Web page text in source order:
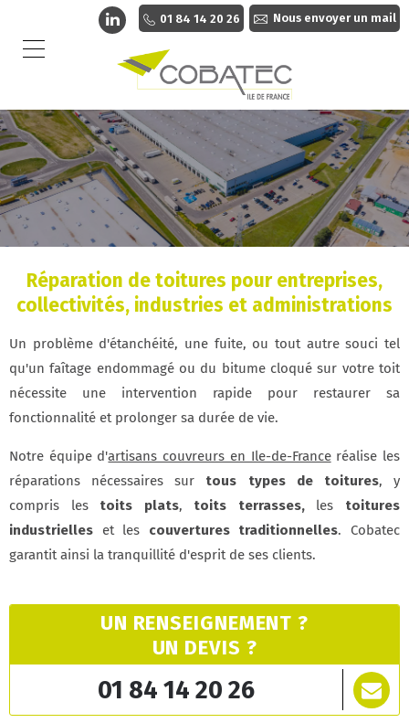
01 84 14 20 26 Nous envoyer un mail
Réparation de toitures pour entreprises,
collectivités, industries et administrations
Un problème d'étanchéité, une fuite, ou tout autre souci tel
qu'un faîtage endommagé ou du bitume cloqué sur votre toit
nécessite une intervention rapide pour restaurer sa
fonctionnalité et prolonger sa durée de vie.
Notre équipe d'artisans couvreurs en Ile-de-Franceréalise les
réparations nécessaires sur tous types de toitures, y
compris les toits plats, toits terrasses,les toitures
industrielles et les couvertures traditionnelles. Cobatec
garantit ainsi la tranquillité d'esprit de ses clients.
UN RENSEIGNEMENT ?
UN DEVIS ?
01 84 14 20 26